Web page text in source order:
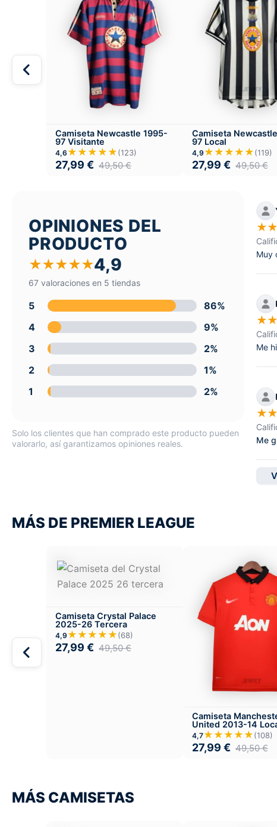
Camiseta Newcastle 1995-
97 Visitante
4,6 ★★★★★(123)
27,99 € 49,50€
Camiseta
97 Local
4,9 ★★★★★(119)
27,99 € 49,50€
OPINIONES DEL
PRODUCTO
★★★★★4,9
67 valoraciones en 5 tiendas
5
86%
4
9%
3
2%
2
1%
1
2%
Solo los clientes que han comprado este producto pueden
valorarlo, así garantizamos opiniones reales.
★★
Muy
★★
Me
★★
Me
MÁS DE PREMIER LEAGUE
Camiseta Crystal Palace
2025-26 Tercera
4,9 ★★★★★(68)
27,99 € 49,50€
Camiseta
United 2013-14
4,7★★★★★(108)
27,99 € 49,50€
MÁS CAMISETAS